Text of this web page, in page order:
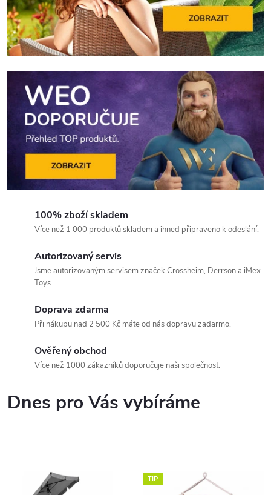
100% zboží skladem
Více než 1 000 produktů skladem a ihned připraveno k odeslání.
Autorizovaný servis
Jsme autorizovaným servisem značek Crossheim, Derrson a iMex
Toys.
Doprava zdarma
Při nákupu nad 2 500 Kč máte od nás dopravu zadarmo.
Ověřený obchod
Více než 1000 zákazníků doporučuje naši společnost.
Dnes pro Vás vybíráme
TIP